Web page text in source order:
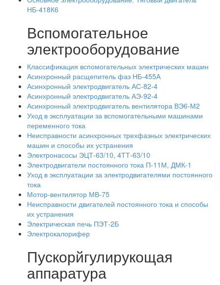
НБ-418К6
Вспомогательное
электрооборудование
Классификация вспомогательных электрических машин
Асинхронный расщепитель фаз НБ-455А
Асинхронный электродвигатель АС-82-4
Асинхронный электродвигатель АЭ-92-4
Асинхронный электродвигатель вентилятора ВЭ6-М2
Уход в эксплуатации за вспомогательными машинами
переменного тока
Неисправности асинхронных трехфазных электрических
машин и способы их устранения
Электронасосы ЭЦТ-63/10, 4ТТ-63/10
Электродвигатели постоянного тока П-11М, ДМК-1
Уход в эксплуатации за электродвигателями постоянного
тока
Мотор-вентилятор МВ-75
Неисправности двигателей постоянного тока и способы
их устранения
Электрическая печь ПЭТ-2Б
Электрокалорифер
Пускорйгулирукощая
аппаратура